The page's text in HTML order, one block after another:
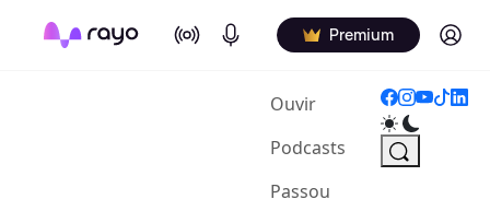
On Air Podcasts Premium Log in
Ouvir(current)
Podcasts
Passou